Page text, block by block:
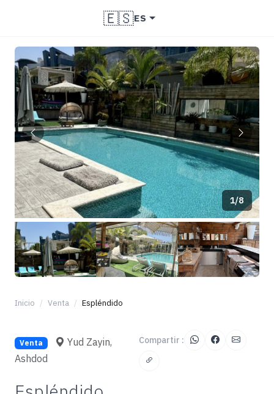
🇪🇸ES
1/8
Inicio Venta Espléndido
Venta
Yud Zayin,
Ashdod
Compartir :